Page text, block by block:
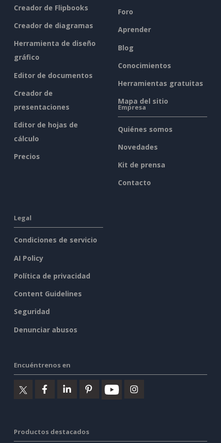
Creador de Flipbooks
Creador de diagramas
Herramienta de diseño
gráfico
Editor de documentos
Creador de
presentaciones
Editor de hojas de
cálculo
Precios
Foro
Aprender
Blog
Conocimientos
Herramientas gratuitas
Mapa del sitio
Empresa
Quiénes somos
Novedades
Kit de prensa
Contacto
Legal
Condiciones de servicio
AI Policy
Política de privacidad
Content Guidelines
Seguridad
Denunciar abusos
Encuéntrenos en
Productos destacados